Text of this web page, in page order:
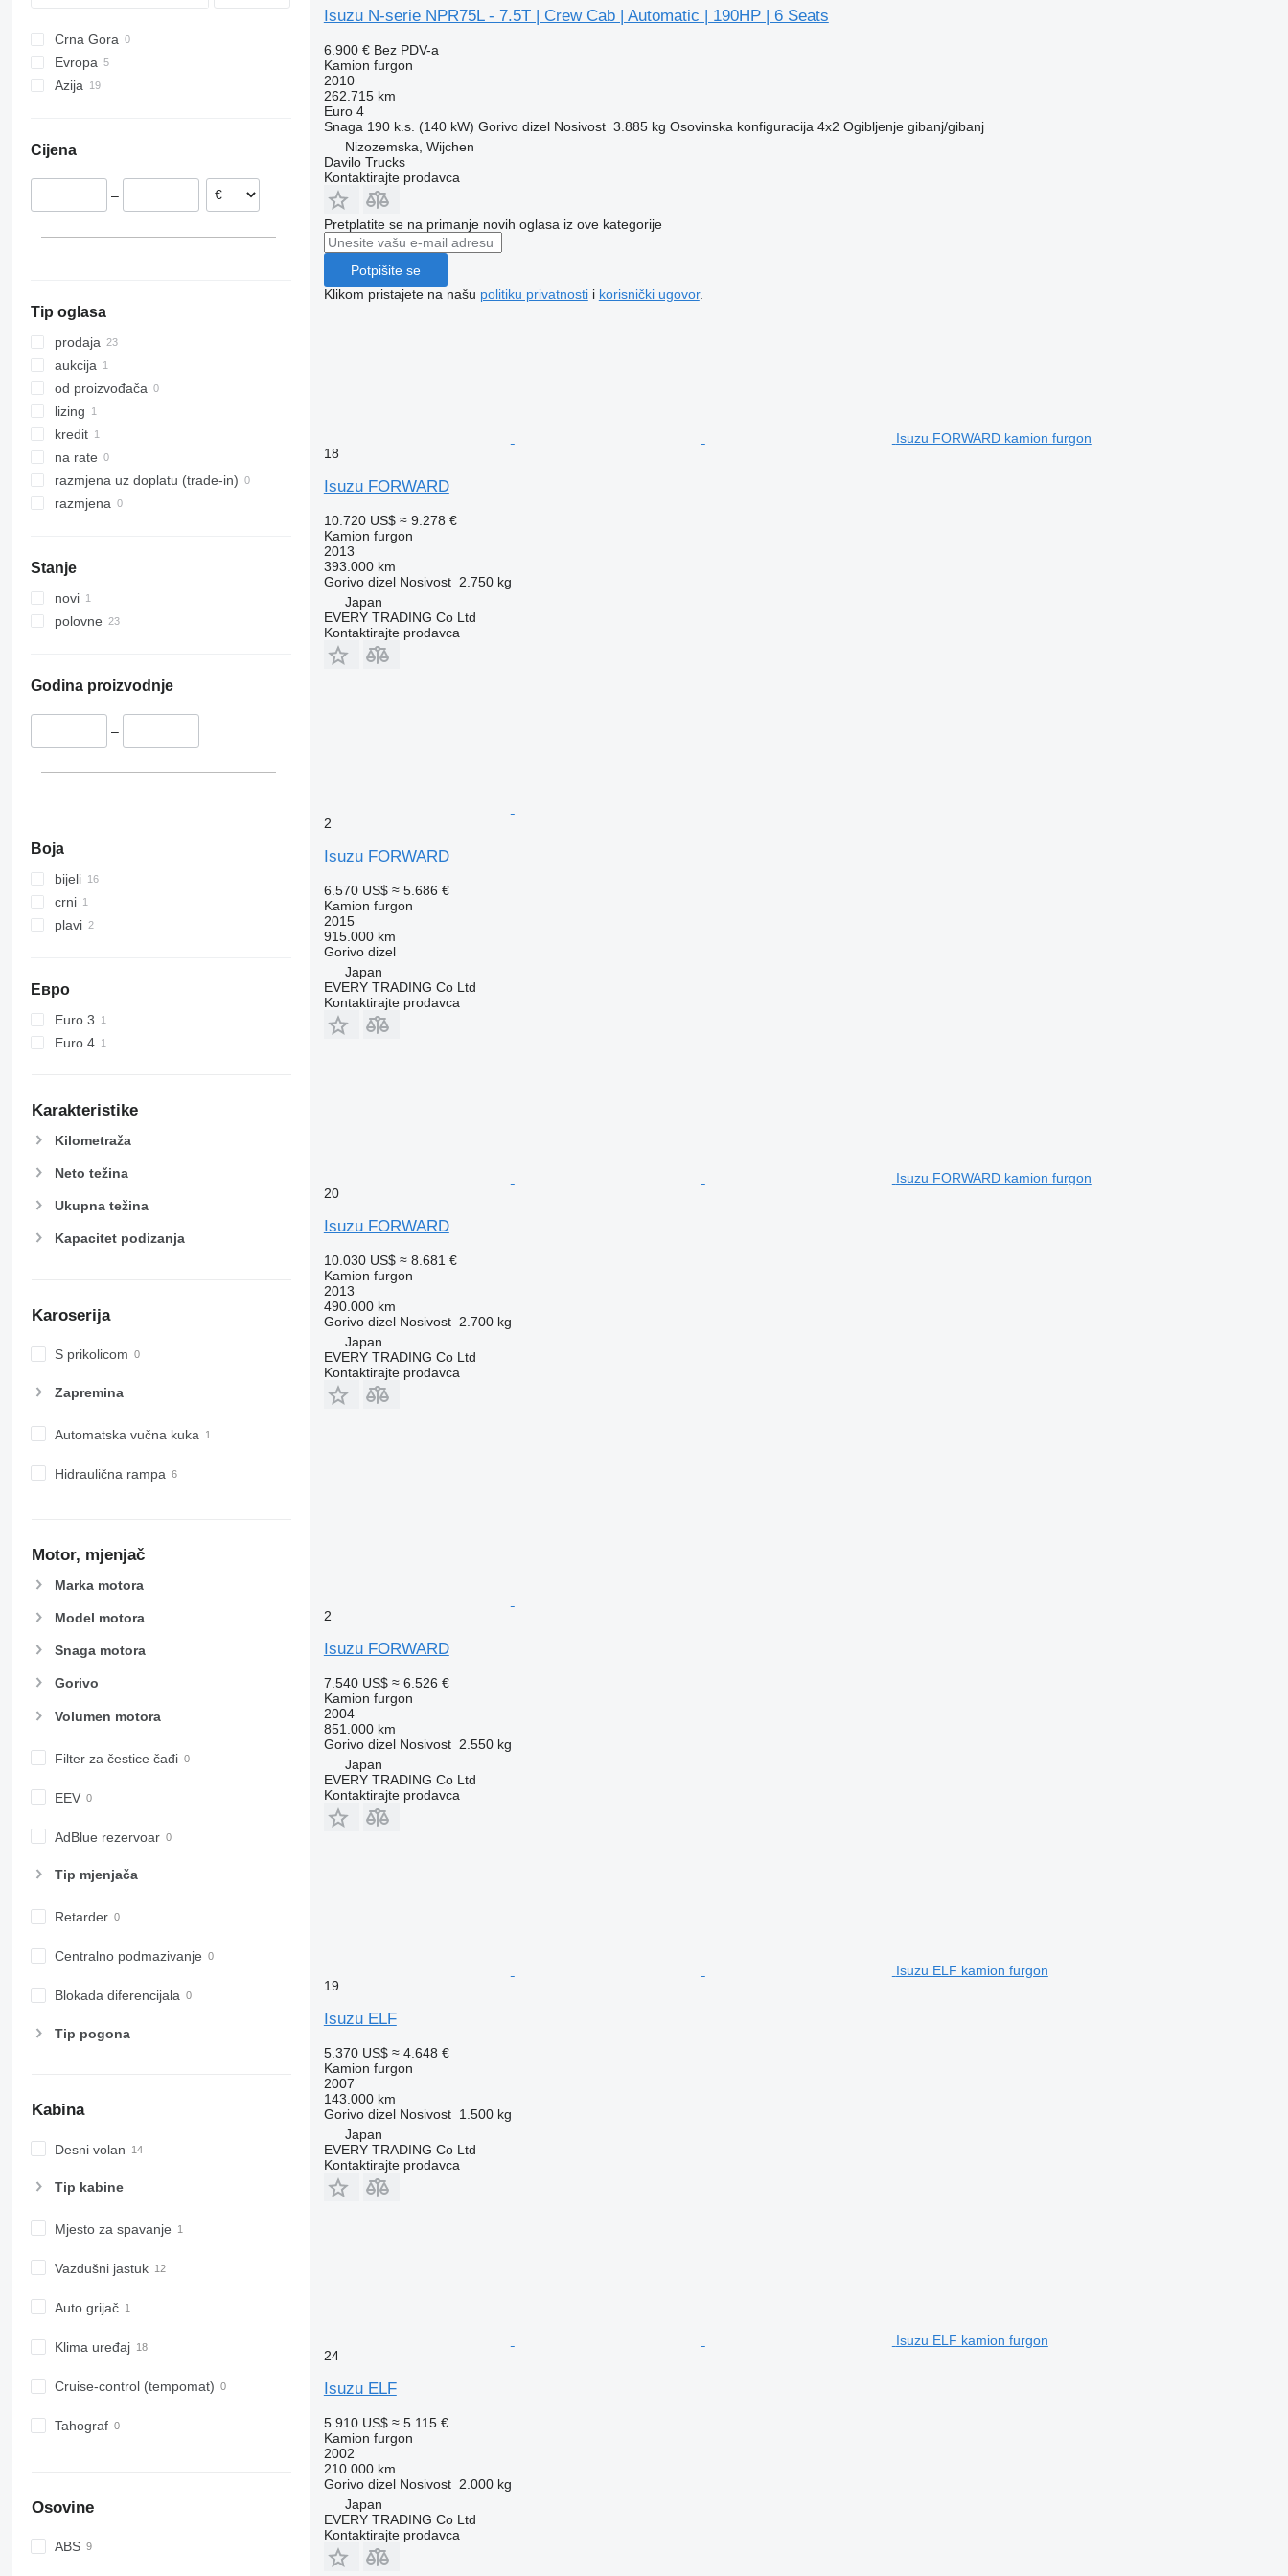
Crna Gora
Evropa
Azija
Cijena
–
Tip oglasa
prodaja
aukcija
od proizvođača
lizing
kredit
na rate
razmjena uz doplatu (trade-in)
razmjena
Stanje
novi
polovne
Godina proizvodnje
–
Boja
bijeli
crni
plavi
Евро
Euro 3
Euro 4
Karakteristike
Kilometraža
Neto težina
Ukupna težina
Kapacitet podizanja
Karoserija
S prikolicom
Zapremina
Automatska vučna kuka
Hidraulična rampa
Motor, mjenjač
Marka motora
Model motora
Snaga motora
Gorivo
Volumen motora
Filter za čestice čađi
EEV
AdBlue rezervoar
Tip mјenjača
Retarder
Centralno podmazivanje
Blokada diferencijala
Tip pogona
Kabina
Desni volan
Tip kabine
Mjesto za spavanje
Vazdušni jastuk
Auto grijač
Klima uređaj
Cruise-control (tempomat)
Tahograf
Osovine
ABS
Isuzu N-serie NPR75L - 7.5T | Crew Cab | Automatic | 190HP | 6 Seats
6.900 € Bez PDV-a
Kamion furgon
2010
262.715 km
Euro 4
Snaga 190 k.s. (140 kW) Gorivo dizel Nosivost 3.885 kg Osovinska konfiguracija 4x2 Ogibljenje gibanj/gibanj
Nizozemska, Wijchen
Davilo Trucks
Kontaktirajte prodavca
Pretplatite se na primanje novih oglasa iz ove kategorije
Potpišite se
Klikom pristajete na našu politiku privatnostii korisnički ugovor.
Isuzu FORWARD kamion furgon
18
Isuzu FORWARD
10.720 US$ ≈ 9.278 €
Kamion furgon
2013
393.000 km
Gorivo dizel Nosivost 2.750 kg
Japan
EVERY TRADING Co Ltd
Kontaktirajte prodavca
2
Isuzu FORWARD
6.570 US$ ≈ 5.686 €
Kamion furgon
2015
915.000 km
Gorivo dizel
Japan
EVERY TRADING Co Ltd
Kontaktirajte prodavca
Isuzu FORWARD kamion furgon
20
Isuzu FORWARD
10.030 US$ ≈ 8.681 €
Kamion furgon
2013
490.000 km
Gorivo dizel Nosivost 2.700 kg
Japan
EVERY TRADING Co Ltd
Kontaktirajte prodavca
2
Isuzu FORWARD
7.540 US$ ≈ 6.526 €
Kamion furgon
2004
851.000 km
Gorivo dizel Nosivost 2.550 kg
Japan
EVERY TRADING Co Ltd
Kontaktirajte prodavca
Isuzu ELF kamion furgon
19
Isuzu ELF
5.370 US$ ≈ 4.648 €
Kamion furgon
2007
143.000 km
Gorivo dizel Nosivost 1.500 kg
Japan
EVERY TRADING Co Ltd
Kontaktirajte prodavca
Isuzu ELF kamion furgon
24
Isuzu ELF
5.910 US$ ≈ 5.115 €
Kamion furgon
2002
210.000 km
Gorivo dizel Nosivost 2.000 kg
Japan
EVERY TRADING Co Ltd
Kontaktirajte prodavca